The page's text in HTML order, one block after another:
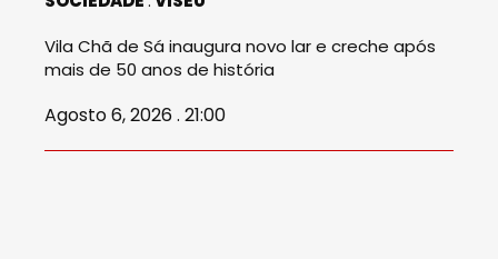
Vila Chã de Sá inaugura novo lar e creche após
mais de 50 anos de história
Agosto 6, 2026 . 21:00